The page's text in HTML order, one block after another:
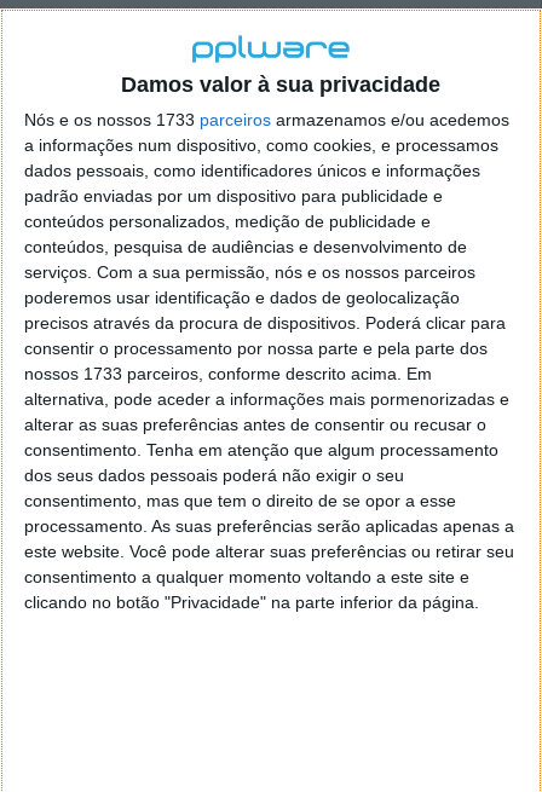
Damos valor à sua privacidade
Nós e os nossos 1733 parceiros armazenamos e/ou acedemos
a informações num dispositivo, como cookies, e processamos
dados pessoais, como identificadores únicos e informações
padrão enviadas por um dispositivo para publicidade e
conteúdos personalizados, medição de publicidade e
conteúdos, pesquisa de audiências e desenvolvimento de
serviços. Com a sua permissão, nós e os nossos parceiros
poderemos usar identificação e dados de geolocalização
precisos através da procura de dispositivos. Poderá clicar para
consentir o processamento por nossa parte e pela parte dos
nossos 1733 parceiros, conforme descrito acima. Em
alternativa, pode aceder a informações mais pormenorizadas e
alterar as suas preferências antes de consentir ou recusar o
consentimento. Tenha em atenção que algum processamento
dos seus dados pessoais poderá não exigir o seu
consentimento, mas que tem o direito de se opor a esse
processamento. As suas preferências serão aplicadas apenas a
este website. Você pode alterar suas preferências ou retirar seu
consentimento a qualquer momento voltando a este site e
clicando no botão "Privacidade" na parte inferior da página.
Este artigo tem mais de um ano
Acompanhe o Pplware no Google Notícias
Proponha uma correção, faça uma sugestão
Autor:Maria Inês Coelho
Tags: e-goi E-goi Xperience Web Push
PRÓXIMO ARTIGO
Google revela que programadores podem ler e
partilhar os emails do Gmail
ARTIGO ANTERIOR